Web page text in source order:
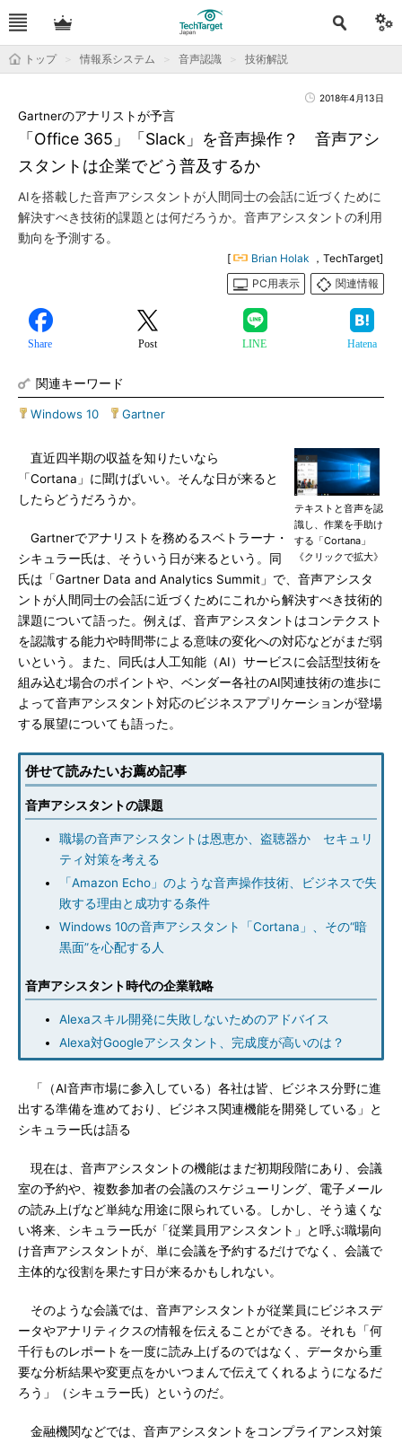
トップ 情報系システム 音声認識 技術解説
2018年4月13日
「Office 365」「Slack」を音声操作？ 音声アシ
スタントは企業でどう普及するか
Gartnerのアナリストが予言
AIを搭載した音声アシスタントが人間同士の会話に近づくために
解決すべき技術的課題とは何だろうか。音声アシスタントの利用
動向を予測する。
[ Brian Holak ，TechTarget]
PC用表示
関連情報
Share Post LINE Hatena
関連キーワード
Windows 10 Gartner
テキストと音声を認
識し、作業を手助け
する「Cortana」
《クリックで拡大》
直近四半期の収益を知りたいなら
「Cortana」に聞けばいい。そんな日が来ると
したらどうだろうか。
Gartnerでアナリストを務めるスベトラーナ・
シキュラー氏は、そういう日が来るという。同
氏は「Gartner Data and Analytics Summit」で、音声アシスタ
ントが人間同士の会話に近づくためにこれから解決すべき技術的
課題について語った。例えば、音声アシスタントはコンテクスト
を認識する能力や時間帯による意味の変化への対応などがまだ弱
いという。また、同氏は人工知能（AI）サービスに会話型技術を
組み込む場合のポイントや、ベンダー各社のAI関連技術の進歩に
よって音声アシスタント対応のビジネスアプリケーションが登場
する展望についても語った。
併せて読みたいお薦め記事
音声アシスタントの課題
職場の音声アシスタントは恩恵か、盗聴器か セキュリ
ティ対策を考える
「Amazon Echo」のような音声操作技術、ビジネスで失
敗する理由と成功する条件
Windows 10の音声アシスタント「Cortana」、その“暗
黒面”を心配する人
音声アシスタント時代の企業戦略
Alexaスキル開発に失敗しないためのアドバイス
Alexa対Googleアシスタント、完成度が高いのは？
「（AI音声市場に参入している）各社は皆、ビジネス分野に進
出する準備を進めており、ビジネス関連機能を開発している」と
シキュラー氏は語る
現在は、音声アシスタントの機能はまだ初期段階にあり、会議
室の予約や、複数参加者の会議のスケジューリング、電子メール
の読み上げなど単純な用途に限られている。しかし、そう遠くな
い将来、シキュラー氏が「従業員用アシスタント」と呼ぶ職場向
け音声アシスタントが、単に会議を予約するだけでなく、会議で
主体的な役割を果たす日が来るかもしれない。
そのような会議では、音声アシスタントが従業員にビジネスデ
ータやアナリティクスの情報を伝えることができる。それも「何
千行ものレポートを一度に読み上げるのではなく、データから重
要な分析結果や変更点をかいつまんで伝えてくれるようになるだ
ろう」（シキュラー氏）というのだ。
金融機関などでは、音声アシスタントをコンプライアンス対策